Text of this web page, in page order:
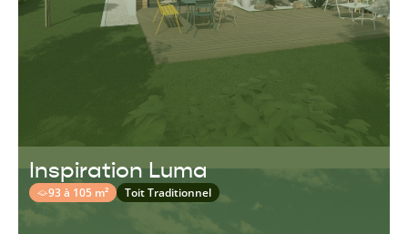
Inspiration Luma
93 à 105 m² Toit Traditionnel